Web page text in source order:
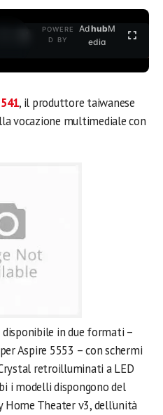
POWERE
D BY
AdhubM
edia
, il produttore taiwanese
vocazione multimediale con
disponibile in due formati –
Aspire 5553 – con schermi
retroilluminati a LED
i modelli dispongono del
Theater v3, dell’unità